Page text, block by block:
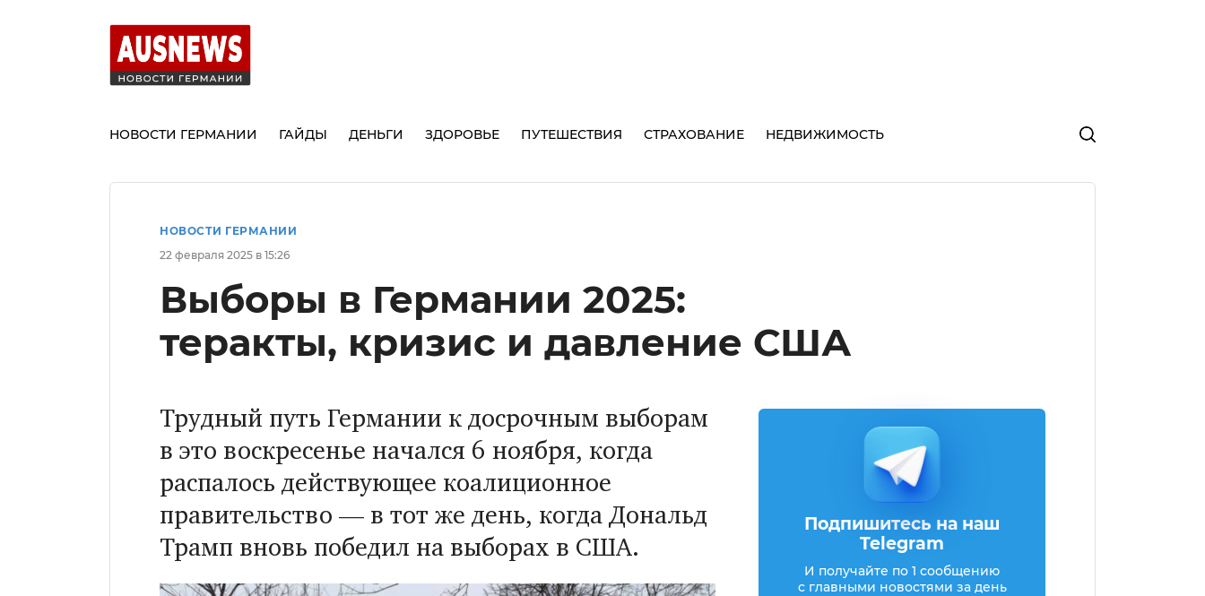
НОВОСТИ ГЕРМАНИИ ГАЙДЫ ДЕНЬГИ ЗДОРОВЬЕ ПУТЕШЕСТВИЯ СТРАХОВАНИЕ НЕДВИЖИМОСТЬ
НОВОСТИ ГЕРМАНИИ
22 февраля 2025 в 15:26
Выборы в Германии 2025:
теракты, кризис и давление США
Трудный путь Германии к досрочным выборам
в это воскресенье начался 6 ноября, когда
распалось действующее коалиционное
правительство — в тот же день, когда Дональд
Трамп вновь победил на выборах в США.
Подпишитесь на наш
Telegram
И получайте по 1 сообщению
с главными новостями за день